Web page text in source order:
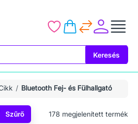
Keresés
Bluetooth Fej- és Fülhallgató
Szűrő 178 megjelenített termék